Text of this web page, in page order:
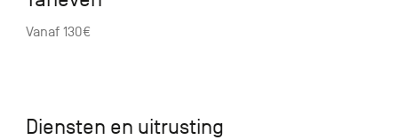
Vanaf 130€
Diensten en uitrusting